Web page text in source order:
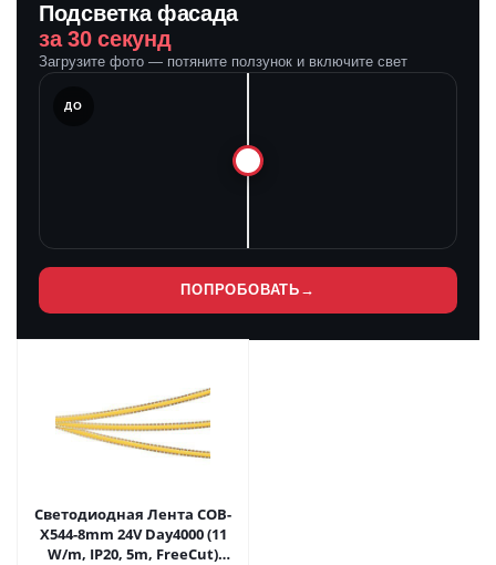
Подсветка фасада
за 30 секунд
Загрузите фото — потяните ползунок и включите свет
ДО
ПОПРОБОВАТЬ →
Светодиодная Лента COB-
X544-8mm 24V Day4000 (11
W/m, IP20, 5m, FreeСut)